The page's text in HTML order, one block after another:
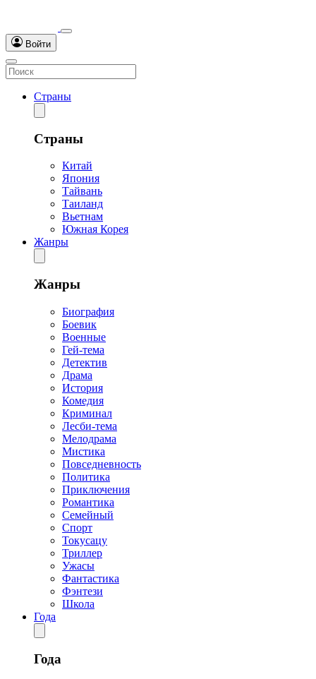
Войти
Страны
Страны
Китай
Япония
Тайвань
Таиланд
Вьетнам
Южная Корея
Жанры
Жанры
Биография
Боевик
Военные
Гей-тема
Детектив
Драма
История
Комедия
Криминал
Лесби-тема
Мелодрама
Мистика
Повседневность
Политика
Приключения
Романтика
Семейный
Спорт
Токусацу
Триллер
Ужасы
Фантастика
Фэнтези
Школа
Года
Года